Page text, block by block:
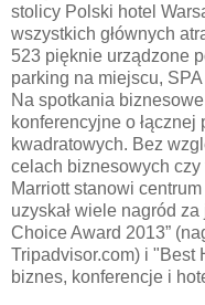
stolicy Polski hotel
wszystkich głównych
523 pięknie urządzone
parking na miejscu,
Na spotkania
konferencyjne o
kwadratowych. Bez
celach biznesowych
Marriott stanowi
uzyskał wiele nagród
Choice Award 2013”
Tripadvisor.com) i "Best
biznes, konferencje i